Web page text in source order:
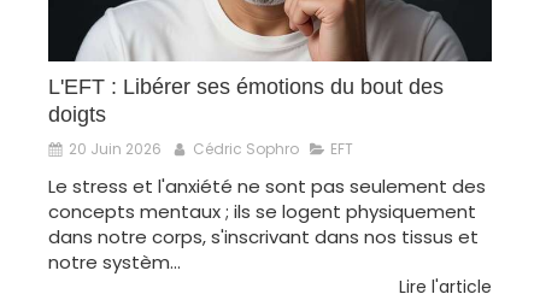
L'EFT : Libérer ses émotions du bout des
doigts
20 Juin 2026 Cédric Sophro EFT
Le stress et l'anxiété ne sont pas seulement des
concepts mentaux ; ils se logent physiquement
dans notre corps, s'inscrivant dans nos tissus et
notre systèm...
Lire l'article